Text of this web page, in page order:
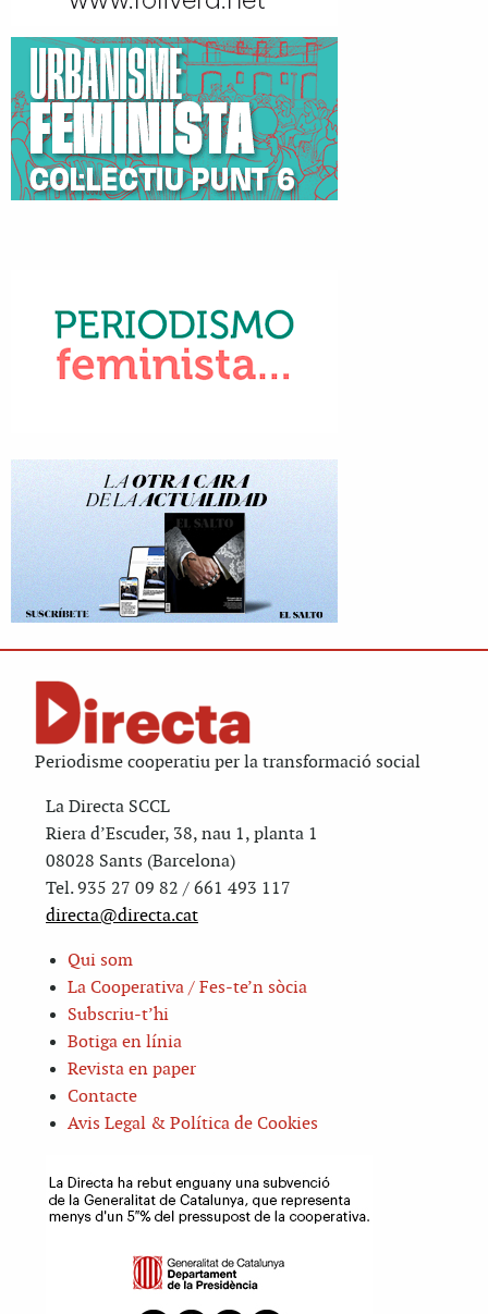
Periodisme cooperatiu per la transformació social
La Directa SCCL
Riera d’Escuder, 38, nau 1, planta 1
08028 Sants (Barcelona)
Tel. 935 27 09 82 / 661 493 117
directa@directa.cat
Qui som
La Cooperativa / Fes-te’n sòcia
Subscriu-t’hi
Botiga en línia
Revista en paper
Contacte
Avis Legal & Política de Cookies